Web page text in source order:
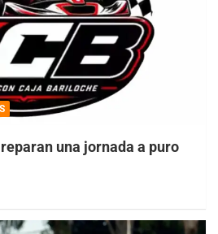
una jornada a puro